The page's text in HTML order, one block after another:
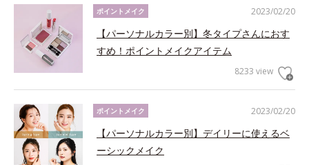
2023/02/20
ポイントメイク
【パーソナルカラー別】冬タイプさんにおす
すめ！ポイントメイクアイテム
8233 view
2023/02/20
ポイントメイク
【パーソナルカラー別】デイリーに使えるベ
ーシックメイク